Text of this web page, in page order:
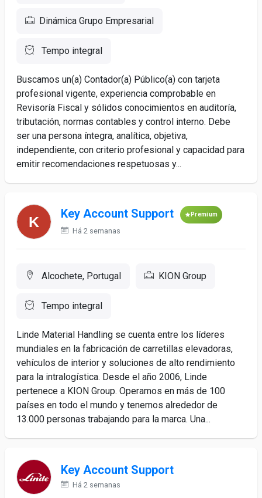
Dinámica Grupo Empresarial
Tempo integral
Buscamos un(a) Contador(a) Público(a) con tarjeta
profesional vigente, experiencia comprobable en
Revisoría Fiscal y sólidos conocimientos en auditoría,
tributación, normas contables y control interno. Debe
ser una persona íntegra, analítica, objetiva,
independiente, con criterio profesional y capacidad para
emitir recomendaciones respetuosas y...
Key Account Support Premium
Há 2 semanas
Alcochete, Portugal KION Group
Tempo integral
Linde Material Handling se cuenta entre los líderes
mundiales en la fabricación de carretillas elevadoras,
vehículos de interior y soluciones de alto rendimiento
para la intralogística. Desde el año 2006, Linde
pertenece a KION Group. Operamos en más de 100
países en todo el mundo y tenemos alrededor de
13.000 personas trabajando para la marca. Una...
Key Account Support
Há 2 semanas